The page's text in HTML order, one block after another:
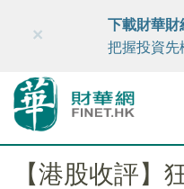
財華智庫網 FINTV
×
下載財華財
把握投資先
【港股收評】